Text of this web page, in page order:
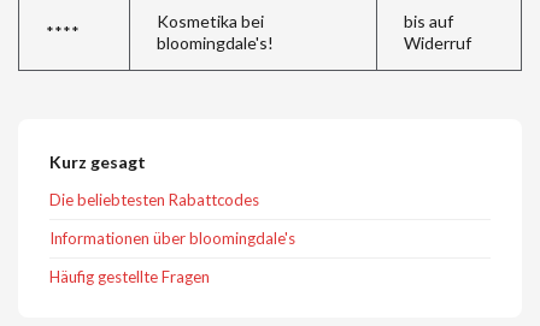
****
Kosmetika bei
bloomingdale's!
bis auf
Widerruf
Kurz gesagt
Die beliebtesten Rabattcodes
Informationen über bloomingdale's
Häufig gestellte Fragen